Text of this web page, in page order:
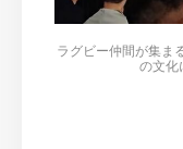
ラグビー仲間が集ま
の文化